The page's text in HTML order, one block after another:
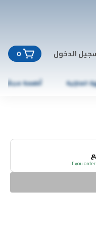
الدخول 0
المنزلية أطعمة مجمّدة
if you